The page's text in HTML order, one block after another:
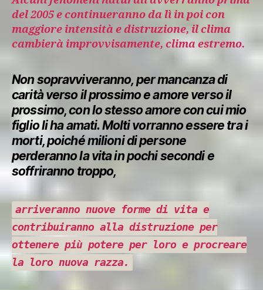
del 2005 e continueranno da lì in poi con
maggiore intensità e distruzione, il clima
cambierà improvvisamente, clima estremo.
Non sopravviveranno, per mancanza di
carità verso il prossimo e amore verso il
prossimo, con lo stesso amore con cui mio
figlio li ha amati. Molti vorranno essere tra i
morti, poiché milioni di persone
perderanno la vita in pochi secondi e
soffriranno troppo,
arriveranno nuove forme di vita e
contribuiranno alla distruzione per
ottenere più potere per loro e procreare
la loro nuova razza.